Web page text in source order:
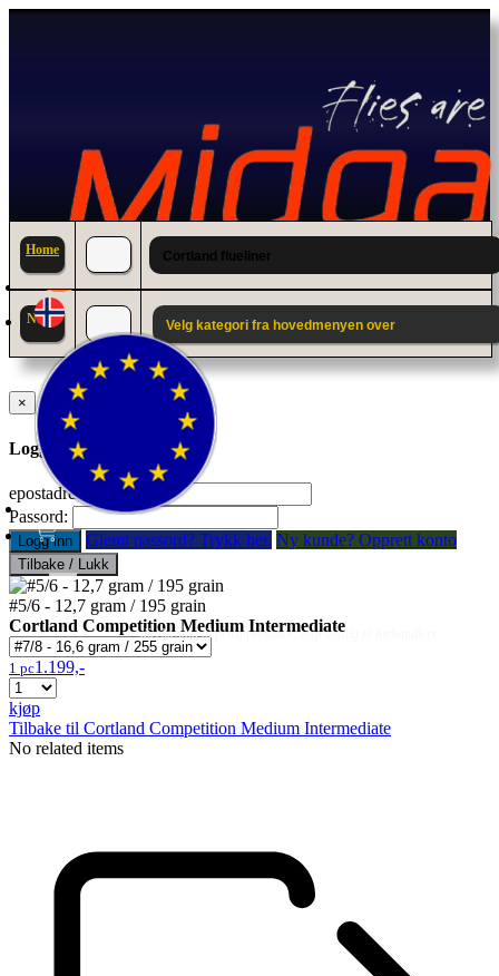
Fluer Fluefiske Fluebinding Kurs & Guiding
- direktesalg til privatpersoner, engrossalg til forhandlere
Home Cortland flueliner
News Velg kategori fra hovedmenyen over
×
Logg inn til din konto.
epostadresse:
Passord:
Logg inn Glemt passord? Trykk her. Ny kunde? Opprett konto
Tilbake / Lukk
#5/6 - 12,7 gram / 195 grain
Cortland Competition Medium Intermediate
1 pc1.199,-
kjøp
Tilbake til Cortland Competition Medium Intermediate
No related items